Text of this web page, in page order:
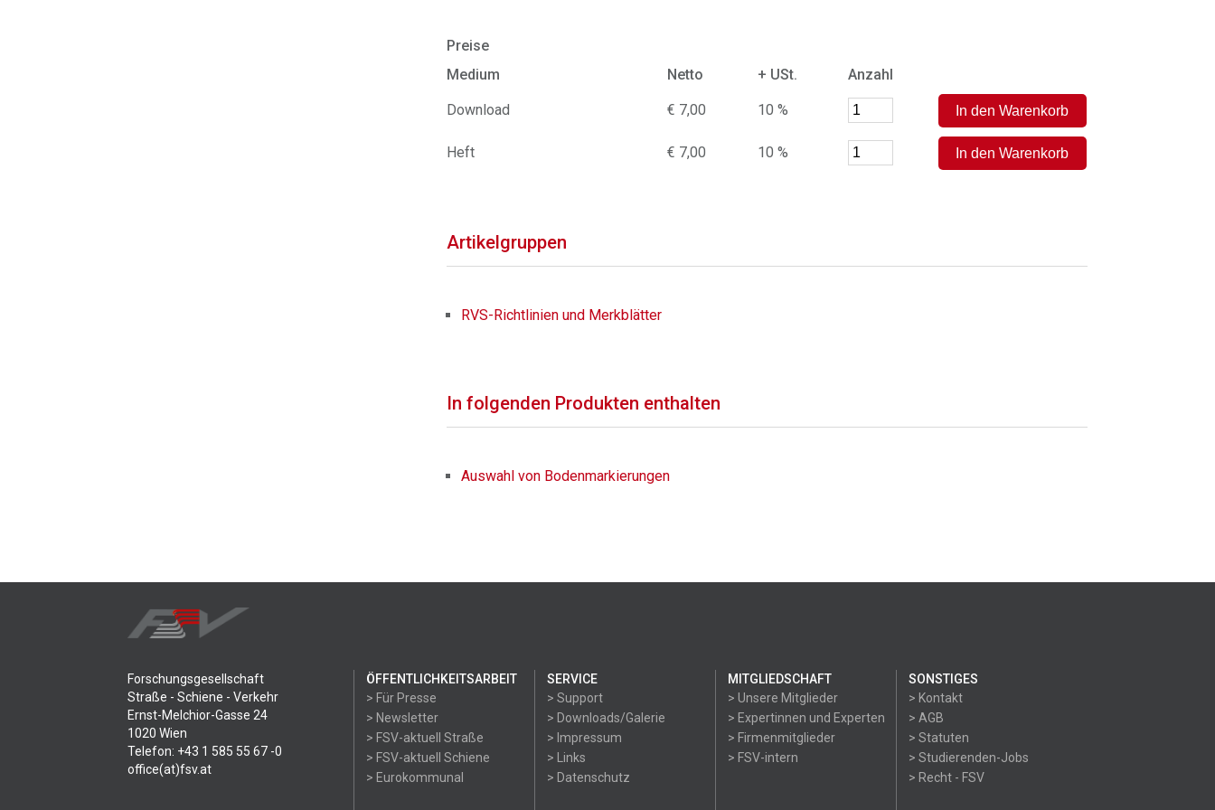
Preise
Medium
Netto + USt. Anzahl
Download € 7,00 10 %
Heft € 7,00 10 %
Artikelgruppen
RVS-Richtlinien und Merkblätter
In folgenden Produkten enthalten
Auswahl von Bodenmarkierungen
Forschungsgesellschaft
Straße - Schiene - Verkehr
Ernst-Melchior-Gasse 24
1020 Wien
Telefon: +43 1 585 55 67 -0
office(at)fsv.at
ÖFFENTLICHKEITSARBEIT
> Für Presse
> Newsletter
> FSV-aktuell Straße
> FSV-aktuell Schiene
> Eurokommunal
SERVICE
> Support
> Downloads/Galerie
> Impressum
> Links
> Datenschutz
MITGLIEDSCHAFT
> Unsere Mitglieder
> Expertinnen und Experten
> Firmenmitglieder
> FSV-intern
SONSTIGES
> Kontakt
> AGB
> Statuten
> Studierenden-Jobs
> Recht - FSV